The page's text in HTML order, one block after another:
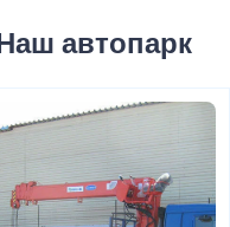
Наш автопарк